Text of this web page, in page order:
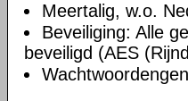
Meertalig, w.o.
Beveiliging: Alle
beveiligd (AES